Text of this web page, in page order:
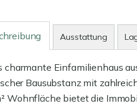
Ausstattung
charmante Einfamilienhaus
Bausubstanz mit
Wohnfläche bietet die